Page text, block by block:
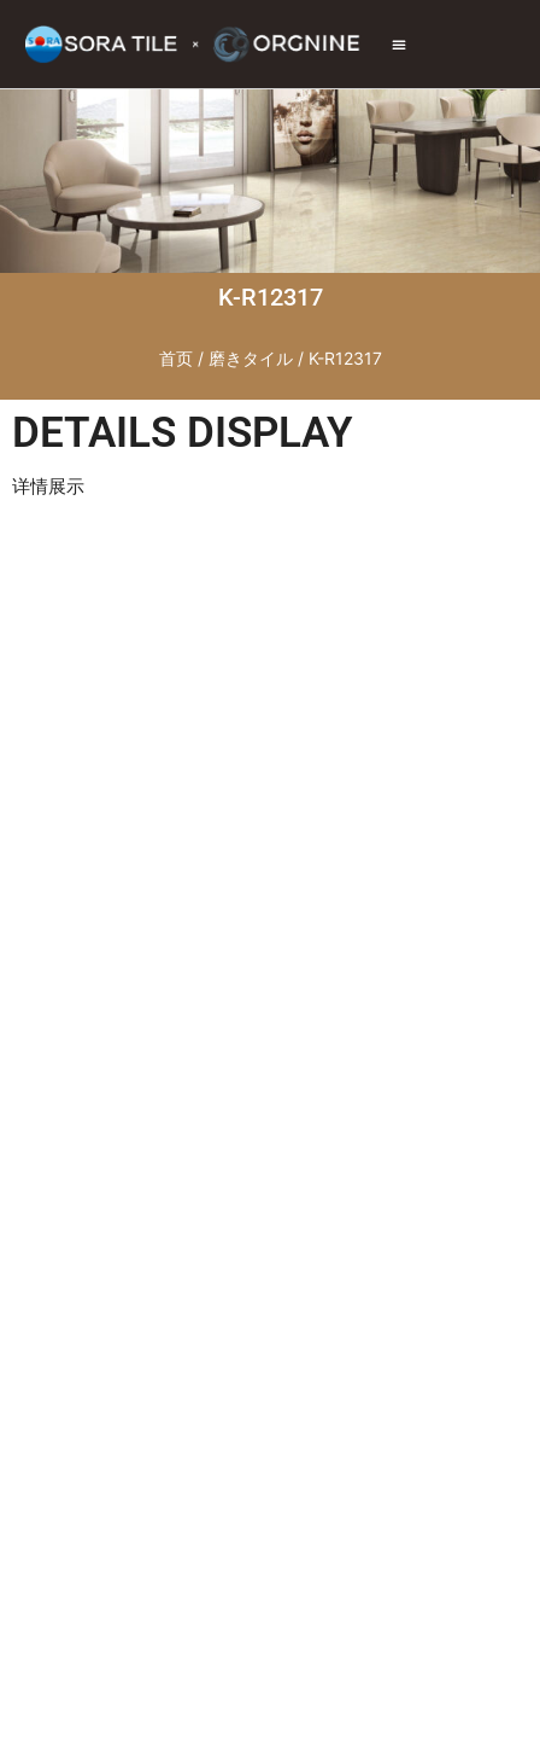
K-R12317
首页/ 磨きタイル/ K-R12317
DETAILS DISPLAY
详情展示